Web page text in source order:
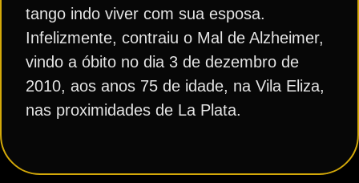
tango indo viver com sua esposa.
Infelizmente, contraiu o Mal de Alzheimer,
vindo a óbito no dia 3 de dezembro de
2010, aos anos 75 de idade, na Vila Eliza,
nas proximidades de La Plata.